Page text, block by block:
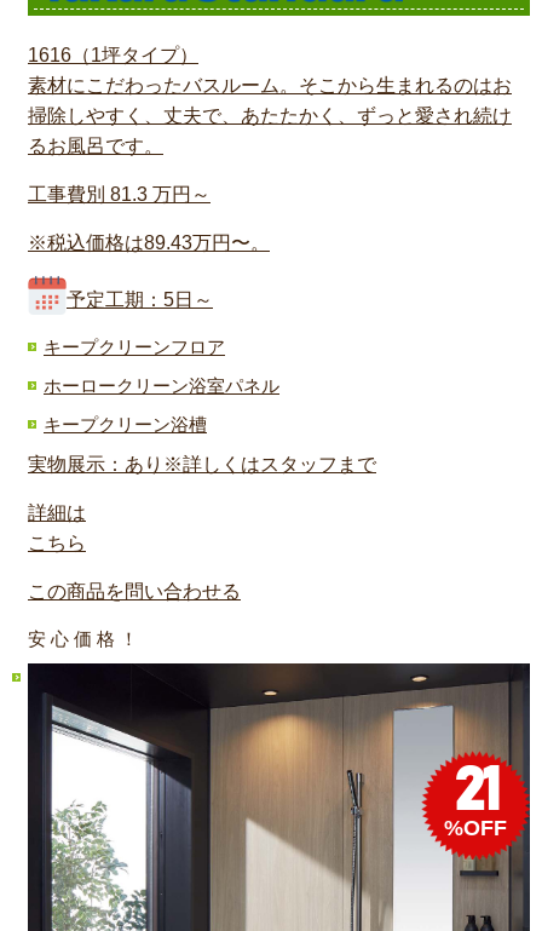
1616（1坪タイプ）
素材にこだわったバスルーム。そこから生まれるのはお
掃除しやすく、丈夫で、あたたかく、ずっと愛され続け
るお風呂です。
工事費別 81.3 万円～
※税込価格は89.43万円〜。
予定工期：5日～
キープクリーンフロア
ホーロークリーン浴室パネル
キープクリーン浴槽
実物展示：あり※詳しくはスタッフまで
詳細は
こちら
この商品を問い合わせる
安 心 価 格 ！
21
%OFF